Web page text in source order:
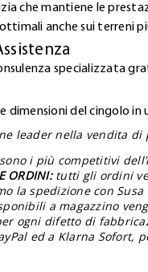
che mantiene le
anche sui terreni
specializzata
dimensioni del cingolo in
leader nella vendita
i più competitivi
ORDINI: tutti gli ordini
la spedizione con
a magazzino
ogni difetto di
ed a Klarna